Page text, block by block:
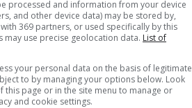
processed and information from your device
and other device data) may be stored by,
369 partners, or used specifically by this
may use precise geolocation data. List of
your personal data on the basis of legitimate
to by managing your options below. Look
page or in the site menu to manage or
and cookie settings.